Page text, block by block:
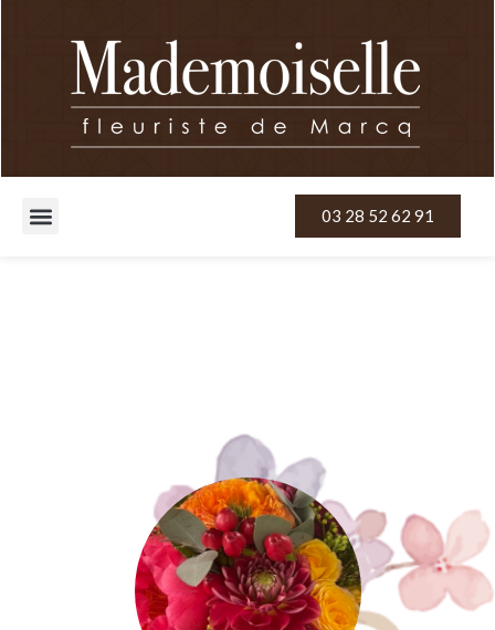
03 28 52 62 91